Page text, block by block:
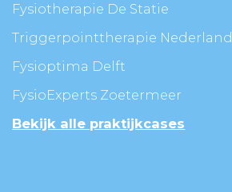
Fysiotherapie De Statie
Triggerpointtherapie Nederland
Fysioptima Delft
FysioExperts Zoetermeer
Bekijk alle praktijkcases